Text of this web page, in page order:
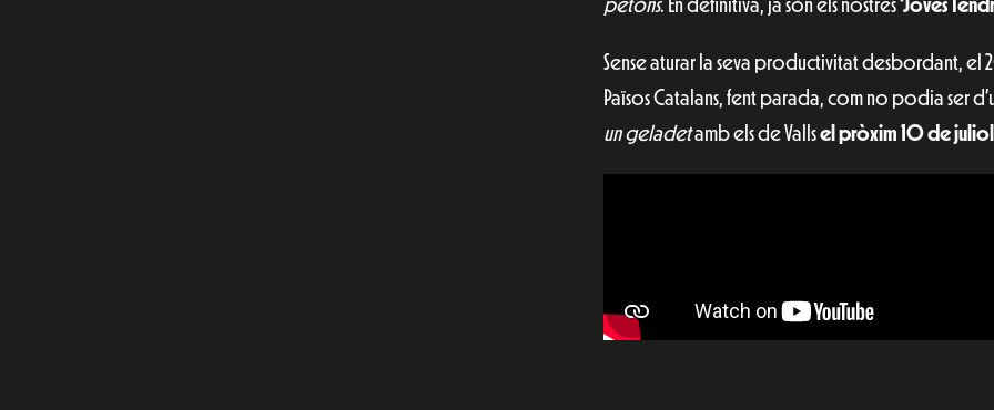
petons. En definitiva, ja són els nostres‘Joves
Sense aturar la seva productivitat desbordant, el
Països Catalans, fent parada, com no podia ser
un geladetamb els de Vallsel pròxim 10 de